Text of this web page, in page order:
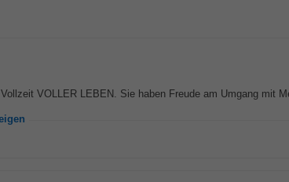
VOLLER LEBEN. Sie haben Freude am Umgang mit